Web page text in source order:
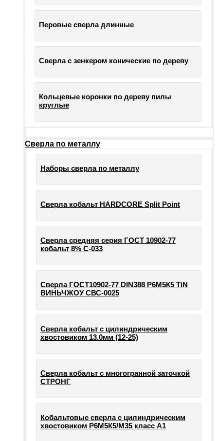
Перовые сверла длинные
Сверла с зенкером конические по дереву
Кольцевые коронки по дереву пилы
круглые
Сверла по металлу
Наборы сверла по металлу
Сверла кобальт HARDCORE Split Point
Сверла средняя серия ГОСТ 10902-77
кобальт 8% С-033
Сверла ГОСТ10902-77 DIN388 Р6М5К5 TiN
ВИНЬЧЖОУ СВС-0025
Сверла кобальт с цилиндрическим
хвостовиком 13.0мм (12-25)
Сверла кобальт с многогранной заточкой
СТРОНГ
Кобальтовые сверла с цилиндрическим
хвостовиком Р6М5К5/М35 класс А1